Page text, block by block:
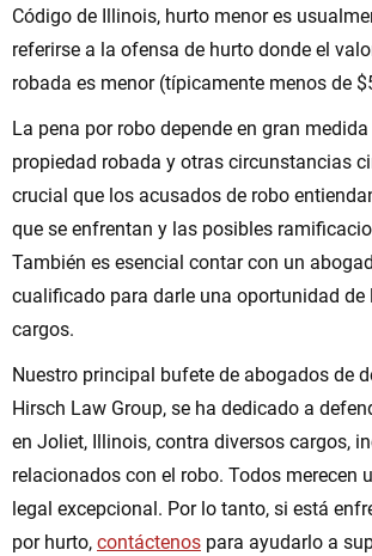
Código de Illinois, hurto menor es
referirse a la ofensa de hurto donde el
robada es menor (típicamente menos de
La pena por robo depende en gran
propiedad robada y otras circunstancias
crucial que los acusados de robo
que se enfrentan y las posibles
También es esencial contar con un
cualificado para darle una oportunidad de
cargos.
Nuestro principal bufete de abogados de
Hirsch Law Group, se ha dedicado a
en Joliet, Illinois, contra diversos cargos,
relacionados con el robo. Todos merecen
legal excepcional. Por lo tanto, si está
por hurto, contáctenos para ayudarlo a